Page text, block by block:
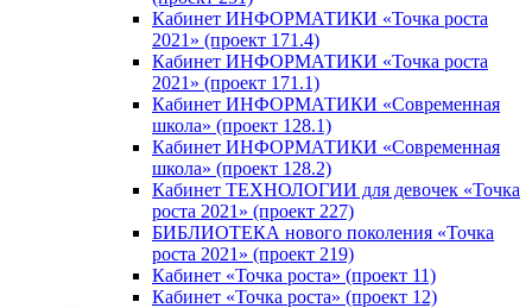
Кабинет ИНФОРМАТИКИ «Точка роста
2021» (проект 171.4)
Кабинет ИНФОРМАТИКИ «Точка роста
2021» (проект 171.1)
Кабинет ИНФОРМАТИКИ «Современная
школа» (проект 128.1)
Кабинет ИНФОРМАТИКИ «Современная
школа» (проект 128.2)
Кабинет ТЕХНОЛОГИИ для девочек «Точка
роста 2021» (проект 227)
БИБЛИОТЕКА нового поколения «Точка
роста 2021» (проект 219)
Кабинет «Точка роста» (проект 11)
Кабинет «Точка роста» (проект 12)